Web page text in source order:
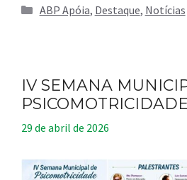
Categorias
ABP Apóia, Destaque, Notícias
IV SEMANA
PSICOMOTRICIDADE
29 de abril de 2026